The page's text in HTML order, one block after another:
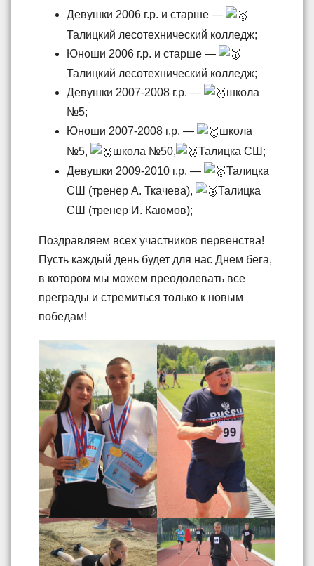
Девушки 2006 г.р. и старше —
Талицкий лесотехнический колледж;
Юноши 2006 г.р. и старше —
Талицкий лесотехнический колледж;
Девушки 2007-2008 г.р. —
школа
№5;
Юноши 2007-2008 г.р. —
школа
№5,
школа №50,
Талицка СШ;
Девушки 2009-2010 г.р. —
Талицка
СШ (тренер А. Ткачева),
Талицка
СШ (тренер И. Каюмов);
Поздравляем всех участников первенства!
Пусть каждый день будет для нас Днем бега,
в котором мы можем преодолевать все
преграды и стремиться только к новым
победам!